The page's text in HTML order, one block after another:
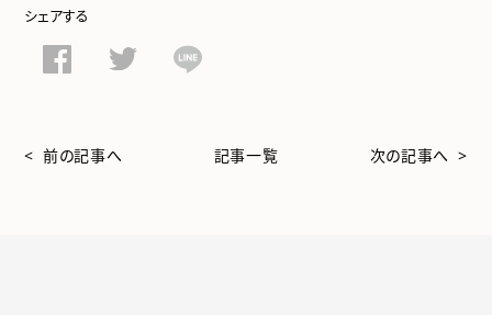
シェアする
< 前の記事へ 記事一覧 次の記事へ >